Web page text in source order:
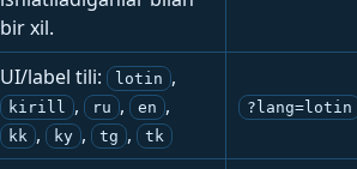
bir xil.
UI/label tili: lotin ,
kirill , ru , en ,
kk , ky , tg , tk
?lang=lotin